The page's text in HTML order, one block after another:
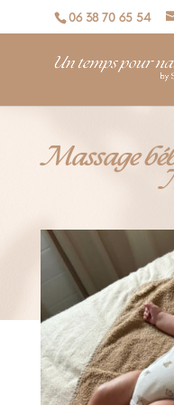
06 38 70 65 54
Massage